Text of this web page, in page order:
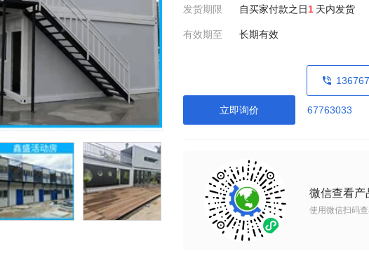
发货期限 自买家付款之日1 天内发货
有效期至 长期有效
立即询价 67763033
微信查看产
使用微信扫码